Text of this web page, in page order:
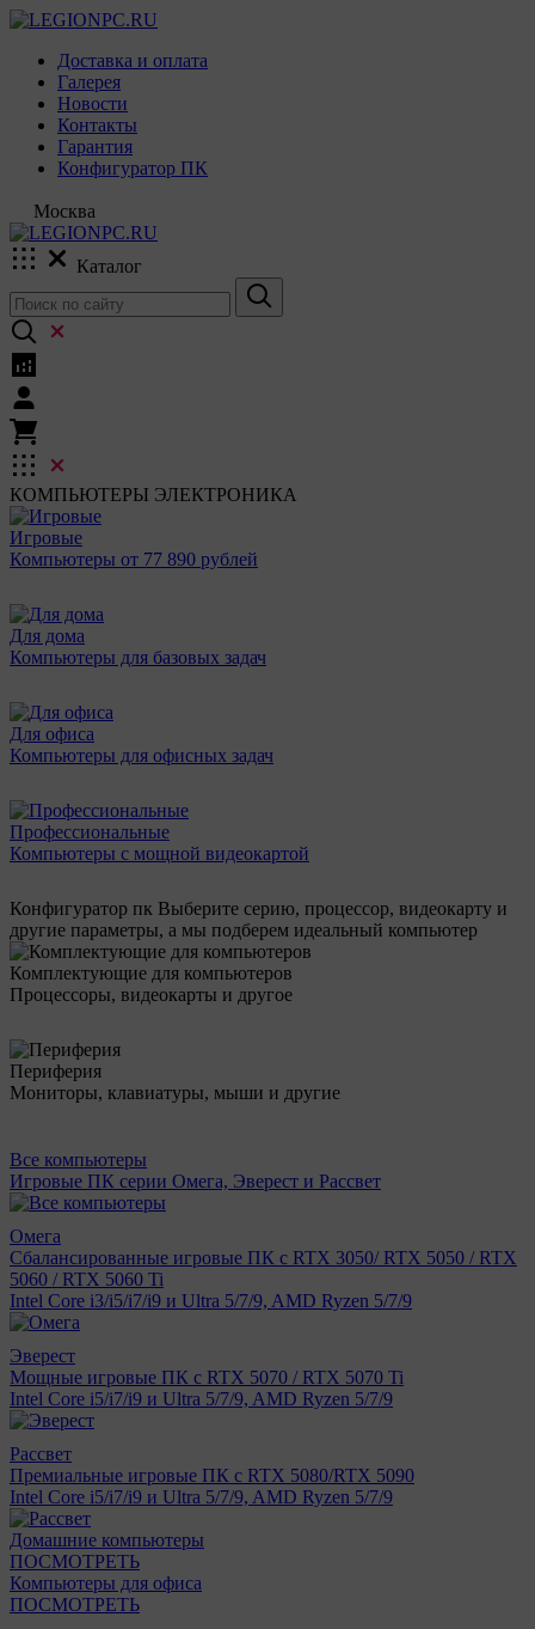
Доставка и оплата
Галерея
Новости
Контакты
Гарантия
Конфигуратор ПК
Москва
Каталог
КОМПЬЮТЕРЫ ЭЛЕКТРОНИКА
Игровые
Компьютеры от 77 890 рублей
Для дома
Компьютеры для базовых задач
Для офиса
Компьютеры для офисных задач
Профессиональные
Компьютеры с мощной видеокартой
Конфигуратор пк Выберите серию, процессор, видеокарту и
другие параметры, а мы подберем идеальный компьютер
Комплектующие для компьютеров
Процессоры, видеокарты и другое
Периферия
Мониторы, клавиатуры, мыши и другие
Все компьютеры
Игровые ПК серии Омега, Эверест и Рассвет
Омега
Сбалансированные игровые ПК с RTX 3050/ RTX 5050 / RTX
5060 / RTX 5060 Ti
Intel Core i3/i5/i7/i9 и Ultra 5/7/9, AMD Ryzen 5/7/9
Эверест
Мощные игровые ПК с RTX 5070 / RTX 5070 Ti
Intel Core i5/i7/i9 и Ultra 5/7/9, AMD Ryzen 5/7/9
Рассвет
Премиальные игровые ПК с RTX 5080/RTX 5090
Intel Core i5/i7/i9 и Ultra 5/7/9, AMD Ryzen 5/7/9
Домашние компьютеры
ПОСМОТРЕТЬ
Компьютеры для офиса
ПОСМОТРЕТЬ